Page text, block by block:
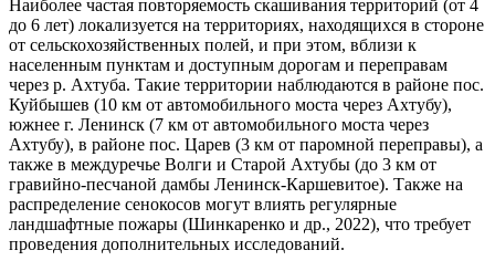
Наиболее частая повторяемость скашивания территорий (от 4
до 6 лет) локализуется на территориях, находящихся в стороне
от сельскохозяйственных полей, и при этом, вблизи к
населенным пунктам и доступным дорогам и переправам
через р. Ахтуба. Такие территории наблюдаются в районе пос.
Куйбышев (10 км от автомобильного моста через Ахтубу),
южнее г. Ленинск (7 км от автомобильного моста через
Ахтубу), в районе пос. Царев (3 км от паромной переправы), а
также в междуречье Волги и Старой Ахтубы (до 3 км от
гравийно-песчаной дамбы Ленинск-Каршевитое). Также на
распределение сенокосов могут влиять регулярные
ландшафтные пожары (Шинкаренко и др., 2022), что требует
проведения дополнительных исследований.